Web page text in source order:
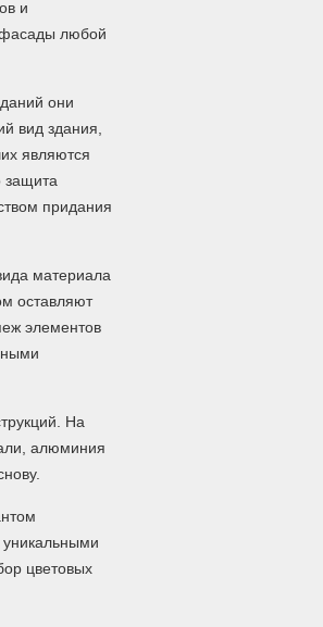
и
фасады любой
они
вид здания,
являются
защита
придания
материала
оставляют
элементов
На
алюминия
цветовых